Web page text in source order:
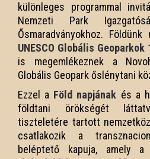
különleges programmal
Nemzeti Park
Ősmaradványokhoz.
UNESCO Globális
is megemlékeznek a
Globális Geopark őslénytani
Ezzel a Föld napjának és a
földtani örökségét
tiszteletére tartott
csatlakozik a
beléptető kapuja, amely a